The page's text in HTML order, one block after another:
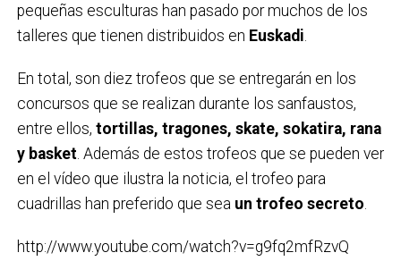
pequeñas esculturas han pasado por muchos de los
talleres que tienen distribuidos en Euskadi
En total, son diez trofeos que se entregarán en los
concursos que se realizan durante los sanfaustos,
entre ellos, tortillas, tragones, skate, sokatira, rana
y basket. Además de estos trofeos que se pueden ver
en el vídeo que ilustra la noticia, el trofeo para
cuadrillas han preferido que sea un trofeo secreto
http://www.youtube.com/watch?v=g9fq2mfRzvQ